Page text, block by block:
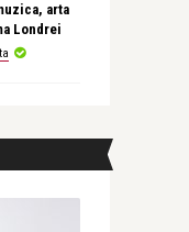
arta
Londrei